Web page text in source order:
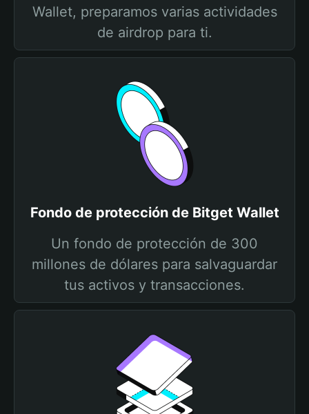
Wallet, preparamos varias actividades
de airdrop para ti.
Fondo de protección de Bitget Wallet
Un fondo de protección de 300
millones de dólares para salvaguardar
tus activos y transacciones.